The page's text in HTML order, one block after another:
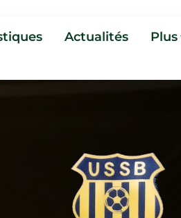
Actualités Plus